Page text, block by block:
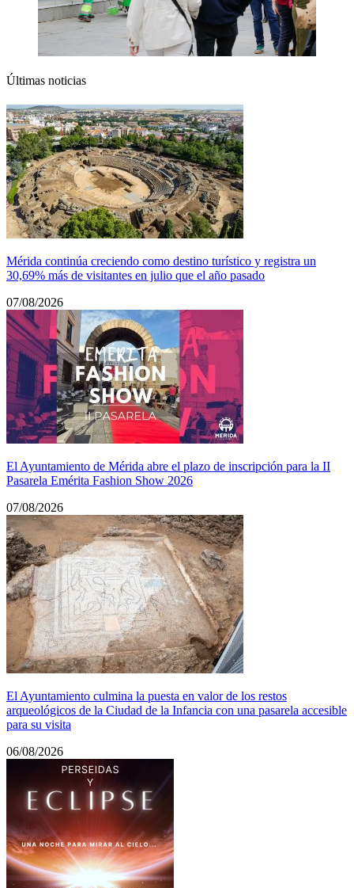
Últimas noticias
Mérida continúa creciendo como destino turístico y registra un
30,69% más de visitantes en julio que el año pasado
07/08/2026
El Ayuntamiento de Mérida abre el plazo de inscripción para la II
Pasarela Emérita Fashion Show 2026
07/08/2026
El Ayuntamiento culmina la puesta en valor de los restos
arqueológicos de la Ciudad de la Infancia con una pasarela accesible
para su visita
06/08/2026